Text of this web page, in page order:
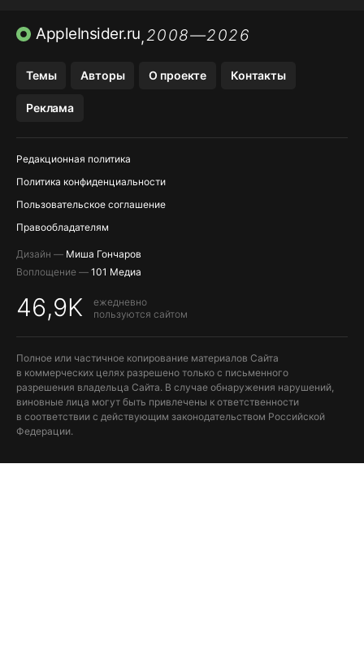
ПРИЛОЖЕНИЯ БЕЗ APP STORE
AppleInsider.ru,2008—2026
Темы Авторы О проекте Контакты
Реклама
Редакционная политика
Политика конфиденциальности
Пользовательское соглашение
Правообладателям
Дизайн — Миша Гончаров
Воплощение — 101 Медиа
46,9K
ежедневно
пользуются сайтом
Полное или частичное копирование материалов Сайта
в коммерческих целях разрешено только с письменного
разрешения владельца Сайта. В случае обнаружения нарушений,
виновные лица могут быть привлечены к ответственности
в соответствии с действующим законодательством Российской
Федерации.